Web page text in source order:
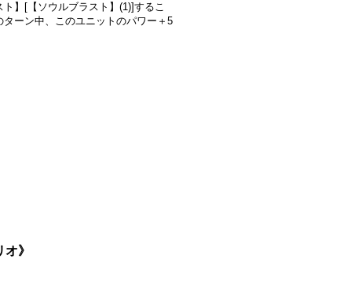
ト】[【ソウルブラスト】(1)]するこ
ターン中、このユニットのパワー＋5
》